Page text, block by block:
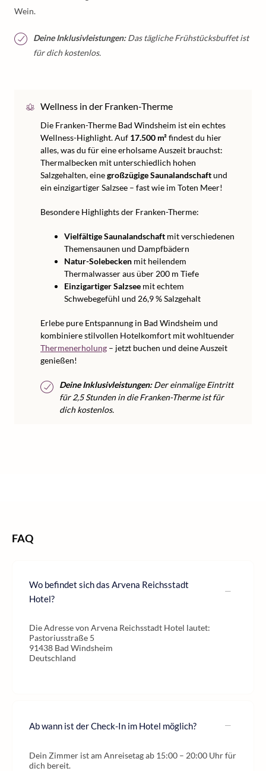
Wein.
Deine Inklusivleistungen:Das tägliche Frühstücksbuffet ist
für dich kostenlos.
Wellness in der Franken-Therme
Die Franken-Therme Bad Windsheim ist ein echtes
Wellness-Highlight. Auf 17.500 m²findest du hier
alles, was du für eine erholsame Auszeit brauchst:
Thermalbecken mit unterschiedlich hohen
Salzgehalten, einegroßzügige Saunalandschaftund
ein einzigartiger Salzsee – fast wie im Toten Meer!
Besondere Highlights der Franken-Therme:
Vielfältige Saunalandschaft mit verschiedenen
Themensaunen und Dampfbädern
Natur-Solebecken mit heilendem
Thermalwasser aus über 200 m Tiefe
Einzigartiger Salzsee mit echtem
Schwebegefühl und 26,9 % Salzgehalt
Erlebe pure Entspannung in Bad Windsheim und
kombiniere stilvollen Hotelkomfort mit wohltuender
Thermenerholung – jetzt buchen und deine Auszeit
genießen!
Deine Inklusivleistungen:Der einmalige Eintritt
für 2,5 Stunden in die Franken-Therme ist für
dich kostenlos.
FAQ
Wo befindet sich das Arvena Reichsstadt
Hotel?
Die Adresse von Arvena Reichsstadt Hotel lautet:
Pastoriusstraße 5
91438 Bad Windsheim
Deutschland
Ab wann ist der Check-In im Hotel möglich?
Dein Zimmer ist am Anreisetag ab 15:00 – 20:00 Uhr für
dich bereit.